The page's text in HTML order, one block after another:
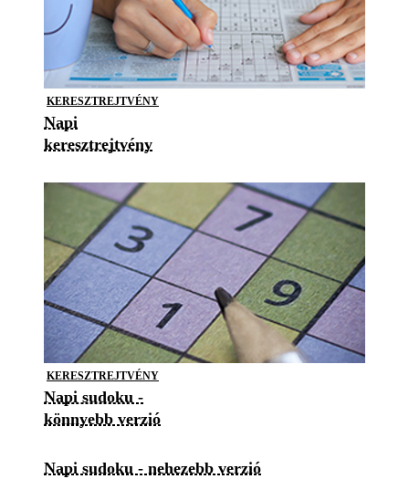
KERESZTREJTVÉNY
Napi
keresztrejtvény
KERESZTREJTVÉNY
Napi sudoku -
könnyebb verzió
Napi sudoku - nehezebb verzió